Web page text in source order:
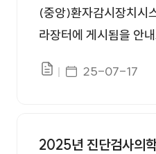
(중앙)환자감시장치시
라장터에 게시됨을 안
파일있음게시일자
25-07-17
2025년 진단검사의